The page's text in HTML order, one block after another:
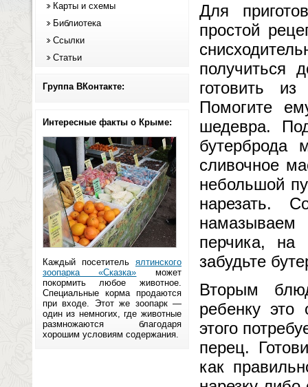
Карты и схемы
Библиотека
Ссылки
Статьи
Группа ВКонтакте:
Интересные факты о Крыме:
Каждый посетитель ялтинского
зоопарка «Сказка» может
покормить любое животное.
Специальные корма продаются
при входе. Этот же зоопарк —
один из немногих, где животные
размножаются благодаря
хорошим условиям содержания.
Для
простой
получиться
готовить
Помогите
шедевра.
бутерброда
сливочное
небольшой
нарезать.
перчика, на
забудьте
Вторым
ребенку
этого
перец.
как